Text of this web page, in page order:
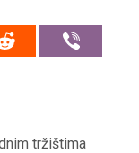
tržištima